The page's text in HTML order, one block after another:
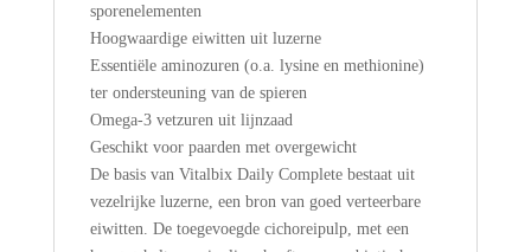
sporenelementen
Hoogwaardige eiwitten uit luzerne
Essentiële aminozuren (o.a. lysine en methionine)
ter ondersteuning van de spieren
Omega-3 vetzuren uit lijnzaad
Geschikt voor paarden met overgewicht
De basis van Vitalbix Daily Complete bestaat uit
vezelrijke luzerne, een bron van goed verteerbare
eiwitten. De toegevoegde cichoreipulp, met een